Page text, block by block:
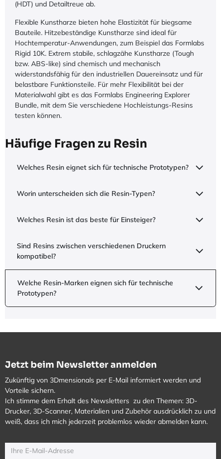
(HDT) und Detailtreue ab.
Flexible Kunstharze bieten hohe Elastizität für biegsame
Bauteile. Hitzebeständige Kunstharze sind ideal für
Hochtemperatur-Anwendungen, zum Beispiel das Formlabs
Rigid 10K. Extrem stabile, schlagzähe Kunstharze (Tough
bzw. ABS-like) sind chemisch und mechanisch
widerstandsfähig für den industriellen Dauereinsatz und für
belastbare Funktionsteile. Für mehr Flexibilität bei der
Materialwahl gibt es das Formlabs Engineering Explorer
Bundle, mit dem Sie verschiedene Hochleistungs-Resins
testen können.
Häufige Fragen zu Resin
Welches Resin eignet sich für technische Prototypen?
Worin unterscheiden sich die Resin-Typen?
Welches Resin ist das beste für Einsteiger?
Sind Resins zwischen verschiedenen Druckern
kompatibel?
Welche Resin-Marken eignen sich für technische
Prototypen?
Jetzt beim Newsletter anmelden
Zukünftig von 3Dmensionals per E-Mail informiert werden und
Vorteile sichern.
Ich stimme dem Erhalt des Newsletters zu den Themen: 3D-
Drucker, 3D-Scanner, Materialien und Zubehör ausdrücklich zu und
weiß, dass ich mich jederzeit problemlos wieder abmelden kann.